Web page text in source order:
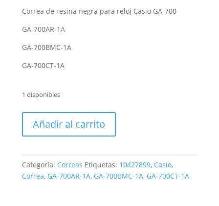
Correa de resina negra para reloj Casio GA-700
GA-700AR-1A
GA-700BMC-1A
GA-700CT-1A
1 disponibles
Casio
GA-
cantidad
Añadir al carrito
Categoría: Correas Etiquetas: 10427899, Casio,
Correa, GA-700AR-1A, GA-700BMC-1A, GA-700CT-1A